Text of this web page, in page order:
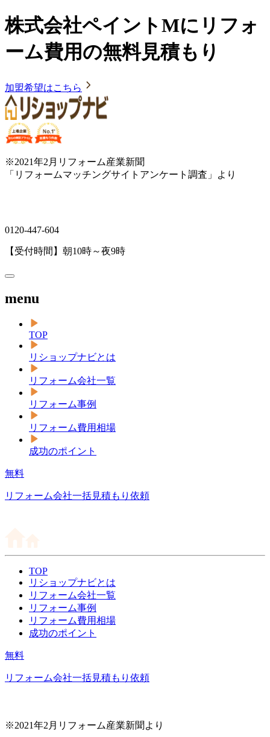
株式会社ペイントMにリフォ
ーム費用の無料見積もり
加盟希望はこちら
※2021年2月リフォーム産業新聞
「リフォームマッチングサイトアンケート調査」より
0120-447-604
【受付時間】朝10時～夜9時
menu
TOP
リショップナビとは
リフォーム会社一覧
リフォーム事例
リフォーム費用相場
成功のポイント
無料
リフォーム会社一括見積もり依頼
TOP
リショップナビとは
リフォーム会社一覧
リフォーム事例
リフォーム費用相場
成功のポイント
無料
リフォーム会社一括見積もり依頼
※2021年2月リフォーム産業新聞より